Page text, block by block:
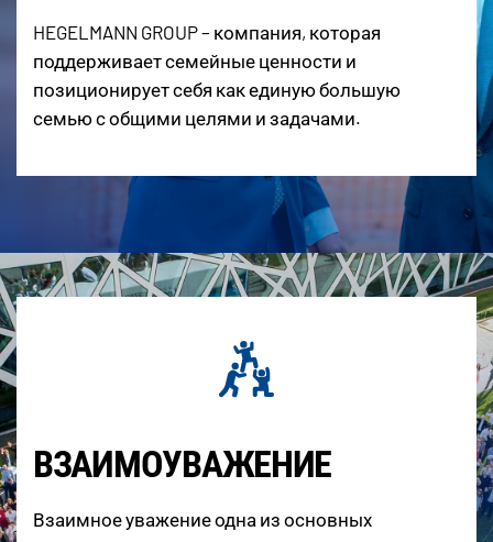
HEGELMANN GROUP – компания, которая
поддерживает семейные ценности и
позиционирует себя как единую большую
семью с общими целями и задачами.
ВЗАИМОУВАЖЕНИЕ
Взаимное уважение одна из основных